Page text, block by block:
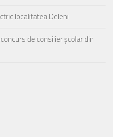
localitatea Deleni
de consilier școlar din